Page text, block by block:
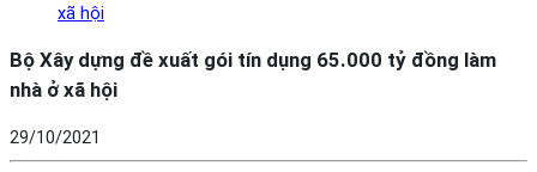
xã hội
Bộ Xây dựng đề xuất gói tín dụng 65.000 tỷ đồng làm
nhà ở xã hội
29/10/2021